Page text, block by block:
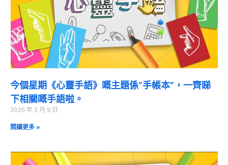
今個星期《心靈手語》嘅主題係”手帳本”，一齊睇
下相關嘅手語啦。
2026 年 2 月 9 日
閱讀更多 »